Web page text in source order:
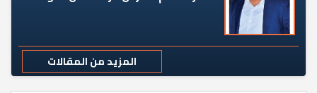
المزيد من المقالات